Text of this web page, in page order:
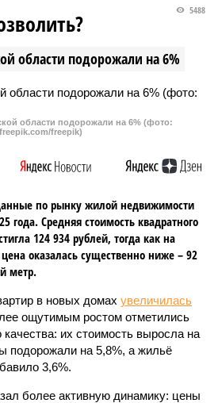
области подорожали на 6%
5488
области подорожали на 6% (фото:
freepik.com/freepik)
по рынку жилой недвижимости
года. Средняя стоимость квадратного
124 934 рублей, тогда как на
оказалась существенно ниже – 92
метр.
в новых домах увеличилась
ощутимым ростом отметились
их стоимость выросла на
подорожали на 5,8%, а жильё
3,6%.
более активную динамику: цены